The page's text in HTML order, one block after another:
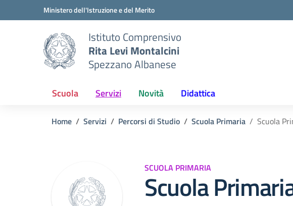
Vai ai contenuti
Vai al menu di navigazioneMinistero dell'Istruzione e del Merito
Istituto Comprensivo
Rita Levi Montalcini
Spezzano Albanese
Scuola Servizi Novità Didattica
Home Servizi Percorsi di Studio Scuola Primaria Scuola
SCUOLA PRIMARIA
Scuola